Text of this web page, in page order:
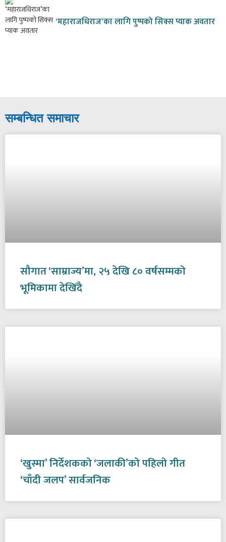
‘महाराजधिराज’का लागि पुष्पको सिक्स प्याक अवतार
सम्बन्धित समाचार
सौगात ‘साम्राज्य’मा, २५ देखि ८० वर्षसम्मको
भूमिकामा देखिँदै
‘खुस्मा’ निर्देशकको ‘जलाकी’को पहिलो गीत
‘चाँदी जलप’ सार्वजनिक